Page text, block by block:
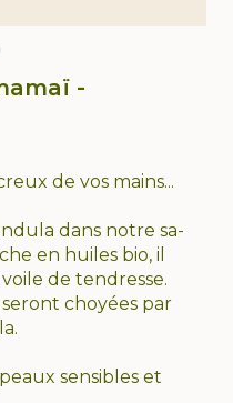
-
de vos mains...
dans notre sa-
en huiles bio, il
de tendresse.
choyées par
sensibles et